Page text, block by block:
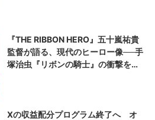
『THE RIBBON HERO』五十嵐祐貴
監督が語る、現代のヒーロー像──手
塚治虫『リボンの騎士』の衝撃を再
Xの収益配分プログラム終了へ オ